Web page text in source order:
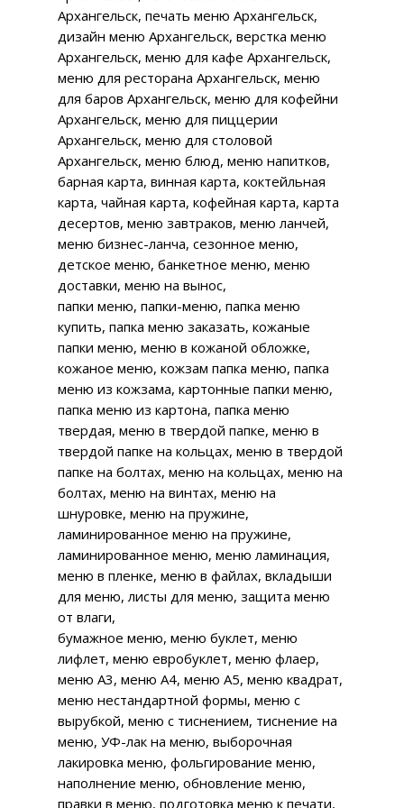
Архангельск, печать меню Архангельск,
дизайн меню Архангельск, верстка меню
Архангельск, меню для кафе Архангельск,
меню для ресторана Архангельск, меню
для баров Архангельск, меню для кофейни
Архангельск, меню для пиццерии
Архангельск, меню для столовой
Архангельск, меню блюд, меню напитков,
барная карта, винная карта, коктейльная
карта, чайная карта, кофейная карта, карта
десертов, меню завтраков, меню ланчей,
меню бизнес-ланча, сезонное меню,
детское меню, банкетное меню, меню
доставки, меню на вынос,
папки меню, папки-меню, папка меню
купить, папка меню заказать, кожаные
папки меню, меню в кожаной обложке,
кожаное меню, кожзам папка меню, папка
меню из кожзама, картонные папки меню,
папка меню из картона, папка меню
твердая, меню в твердой папке, меню в
твердой папке на кольцах, меню в твердой
папке на болтах, меню на кольцах, меню на
болтах, меню на винтах, меню на
шнуровке, меню на пружине,
ламинированное меню на пружине,
ламинированное меню, меню ламинация,
меню в пленке, меню в файлах, вкладыши
для меню, листы для меню, защита меню
от влаги,
бумажное меню, меню буклет, меню
лифлет, меню евробуклет, меню флаер,
меню А3, меню А4, меню А5, меню квадрат,
меню нестандартной формы, меню с
вырубкой, меню с тиснением, тиснение на
меню, УФ-лак на меню, выборочная
лакировка меню, фольгирование меню,
наполнение меню, обновление меню,
правки в меню, подготовка меню к печати,